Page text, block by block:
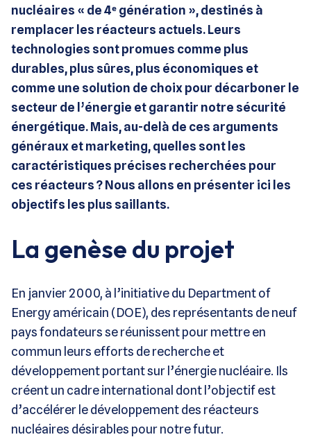
nucléaires « de 4ᵉ génération », destinés à
remplacer les réacteurs actuels. Leurs
technologies sont promues comme plus
durables, plus sûres, plus économiques et
comme une solution de choix pour décarboner le
secteur de l’énergie et garantir notre sécurité
énergétique. Mais, au-delà de ces arguments
généraux et marketing, quelles sont les
caractéristiques précises recherchées pour
ces réacteurs ? Nous allons en présenter ici les
objectifs les plus saillants.
La genèse du projet
En janvier 2000, à l’initiative du Department of
Energy américain (DOE), des représentants de neuf
pays fondateurs se réunissent pour mettre en
commun leurs efforts de recherche et
développement portant sur l’énergie nucléaire. Ils
créent un cadre international dont l’objectif est
d’accélérer le développement des réacteurs
nucléaires désirables pour notre futur.